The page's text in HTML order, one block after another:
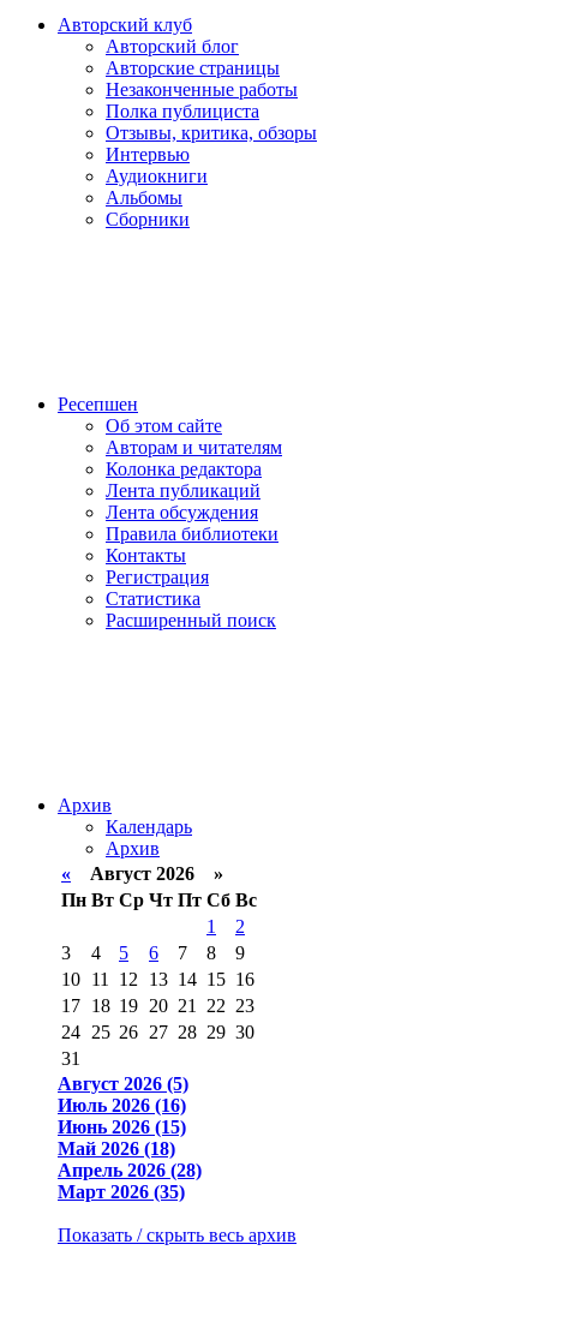
Авторский клуб
Авторский блог
Авторские страницы
Незаконченные работы
Полка публициста
Отзывы, критика, обзоры
Интервью
Аудиокниги
Альбомы
Сборники
Ресепшен
Об этом сайте
Авторам и читателям
Колонка редактора
Лента публикаций
Лента обсуждения
Правила библиотеки
Контакты
Регистрация
Статистика
Расширенный поиск
Архив
Календарь
Архив
« Август 2026 »
Пн Вт Ср Чт Пт Сб Вс
1
2
3
4 5 6 7 8
9
10 11 12 13 14 15 16
17 18 19 20 21 22 23
24 25 26 27 28 29 30
31
Август 2026 (5)
Июль 2026 (16)
Июнь 2026 (15)
Май 2026 (18)
Апрель 2026 (28)
Март 2026 (35)
Показать / скрыть весь архив